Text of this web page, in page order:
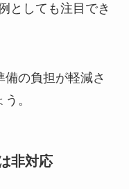
としても注目でき
の負担が軽減さ
。
非対応